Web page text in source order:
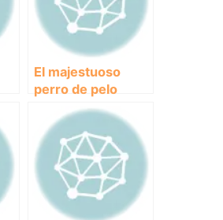
El majestuoso
perro de pelo
largo: Razas y
cuidados para
disfrutar de su
compañía